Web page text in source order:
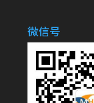
微信号